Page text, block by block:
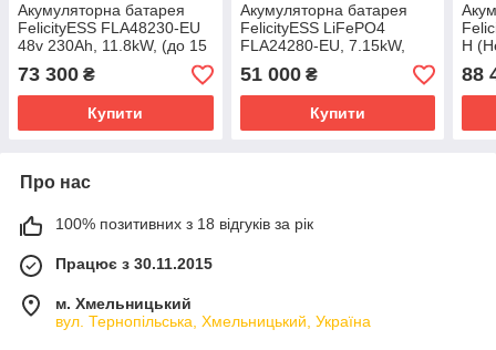
Акумуляторна батарея
FelicityESS FLA48230-EU
48v 230Ah, 11.8kW, (до 15
parallel)
73 300 ₴
Купити
Акумуляторна батарея
FelicityESS LiFePO4
FLA24280-EU, 7.15kW,
24V 280Ah
51 000₴
Купити
H
88
Про нас
100% позитивних з 18 відгуків за рік
Працює з 30.11.2015
м. Хмельницький
вул. Тернопільська, Хмельницький, Україна